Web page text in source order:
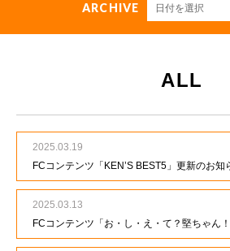
SPECIAL
GUIDE
Q&A
CONTACT
ARCHIVE 日付を選択
ALL
2025.03.19
FCコンテンツ「KEN’S BEST5」更新のお知
2025.03.13
FCコンテンツ「お・し・え・て？堅ちゃん